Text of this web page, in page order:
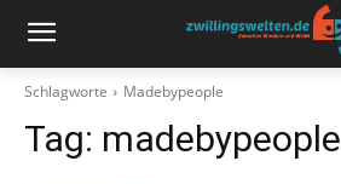
Schlagworte Madebypeople
Tag: madebypeople